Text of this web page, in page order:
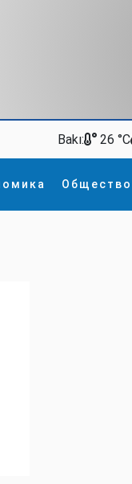
Bakı: 26 °C
Общество